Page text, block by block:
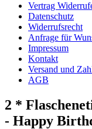
Vertrag
Datenschutz
Widerrufsrecht
Anfrage für
Impressum
Kontakt
Versand und
AGB
2 *
- Happy